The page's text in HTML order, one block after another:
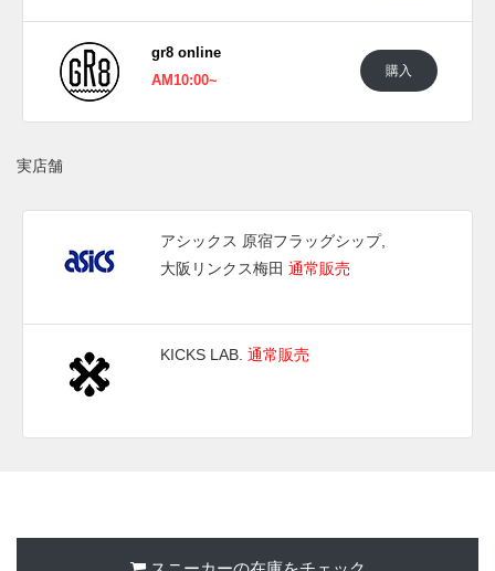
gr8 online
AM10:00~
購入
実店舗
アシックス 原宿フラッグシップ,
大阪リンクス梅田 通常販売
KICKS LAB. 通常販売